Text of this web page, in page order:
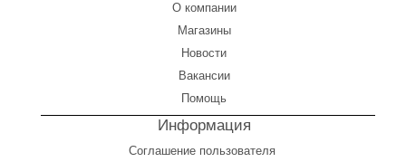
О компании
Магазины
Новости
Вакансии
Помощь
Информация
Соглашение пользователя